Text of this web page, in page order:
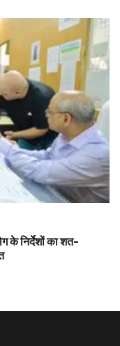
के निर्देशों का शत-